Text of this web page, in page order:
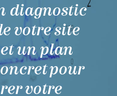
diagnostic
votre site
un plan
pour
votre